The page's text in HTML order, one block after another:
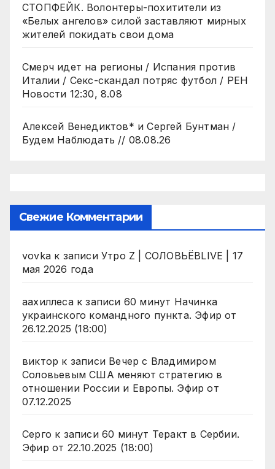
СТОПФЕЙК. Волонтеры-похитители из
«Белых ангелов» силой заставляют мирных
жителей покидать свои дома
Смерч идет на регионы / Испания против
Италии / Секс-скандал потряс футбол / РЕН
Новости 12:30, 8.08
Алексей Венедиктов* и Сергей Бунтман /
Будем Наблюдать // 08.08.26
Свежие Комментарии
vovka к записи Утро Z | СОЛОВЬЁВLIVE | 17
мая 2026 года
аахиллесак записи 60 минут Начинка
украинского командного пункта. Эфир от
26.12.2025 (18:00)
виктор к записи Вечер с Владимиром
Соловьевым США меняют стратегию в
отношении России и Европы. Эфир от
07.12.2025
Серго к записи 60 минут Теракт в Сербии.
Эфир от 22.10.2025 (18:00)